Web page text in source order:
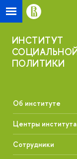
ИНСТИТУТ
ПОЛИТИКИ
Об институте
Центры института
Сотрудники